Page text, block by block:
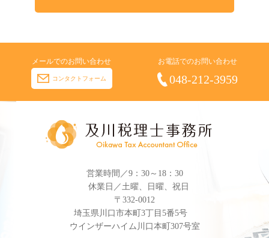
メールでのお問い合わせ
コンタクトフォーム
お電話でのお問い合わせ
048-212-3959
営業時間／9：30～18：30
休業日／土曜、日曜、祝日
〒332-0012
埼玉県川口市本町3丁目5番5号
ウインザーハイム川口本町307号室